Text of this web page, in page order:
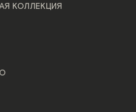
КОЛЛЕКЦИЯ